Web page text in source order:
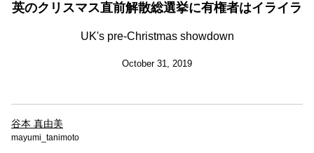
英のクリスマス直前解散総選挙に有権者はイライラ
UK's pre-Christmas showdown
October 31, 2019
谷本 真由美
mayumi_tanimoto